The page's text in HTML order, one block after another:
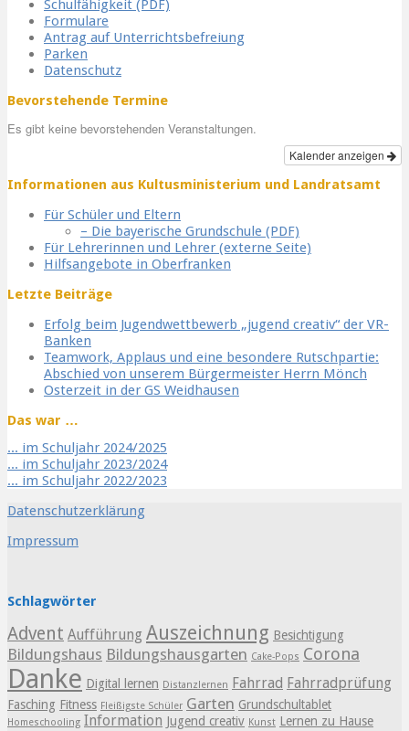
Schulfähigkeit (PDF)
Formulare
Antrag auf Unterrichtsbefreiung
Parken
Datenschutz
Bevorstehende Termine
Es gibt keine bevorstehenden Veranstaltungen.
Kalender anzeigen
Informationen aus Kultusministerium und Landratsamt
Für Schüler und Eltern
– Die bayerische Grundschule (PDF)
Für Lehrerinnen und Lehrer (externe Seite)
Hilfsangebote in Oberfranken
Letzte Beiträge
Erfolg beim Jugendwettbewerb „jugend creativ“ der VR-
Banken
Teamwork, Applaus und eine besondere Rutschpartie:
Abschied von unserem Bürgermeister Herrn Mönch
Osterzeit in der GS Weidhausen
Das war …
... im Schuljahr 2024/2025
... im Schuljahr 2023/2024
... im Schuljahr 2022/2023
Datenschutzerklärung
Impressum
Schlagwörter
Advent Aufführung Auszeichnung Besichtigung
Bildungshaus Bildungshausgarten Cake-Pops Corona
Danke Digital lernen Distanzlernen Fahrrad Fahrradprüfung
Fasching Fitness Fleißigste Schüler Garten Grundschultablet
Homeschooling Information Jugend creativ Kunst Lernen zu Hause